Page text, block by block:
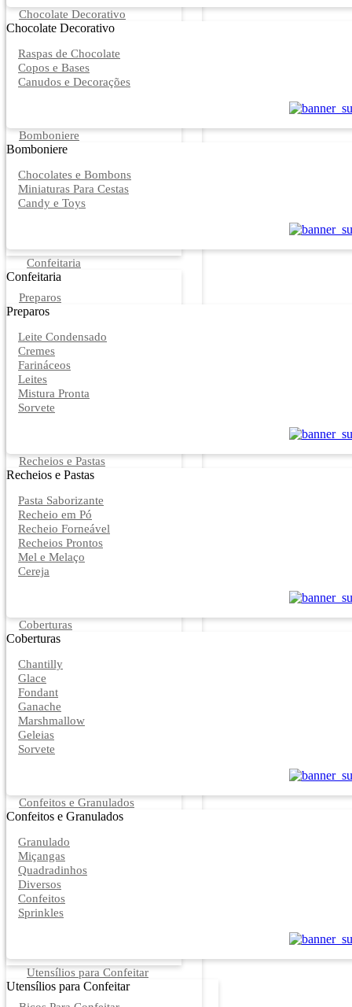
Chocolate Decorativo
Chocolate Decorativo
Raspas de Chocolate
Copos e Bases
Canudos e Decorações
Bomboniere
Bomboniere
Chocolates e Bombons
Miniaturas Para Cestas
Candy e Toys
Confeitaria
Confeitaria
Preparos
Preparos
Leite Condensado
Cremes
Farináceos
Leites
Mistura Pronta
Sorvete
Recheios e Pastas
Recheios e Pastas
Pasta Saborizante
Recheio em Pó
Recheio Forneável
Recheios Prontos
Mel e Melaço
Cereja
Coberturas
Coberturas
Chantilly
Glace
Fondant
Ganache
Marshmallow
Geleias
Sorvete
Confeitos e Granulados
Confeitos e Granulados
Granulado
Miçangas
Quadradinhos
Diversos
Confeitos
Sprinkles
Utensílios para Confeitar
Utensílios para Confeitar